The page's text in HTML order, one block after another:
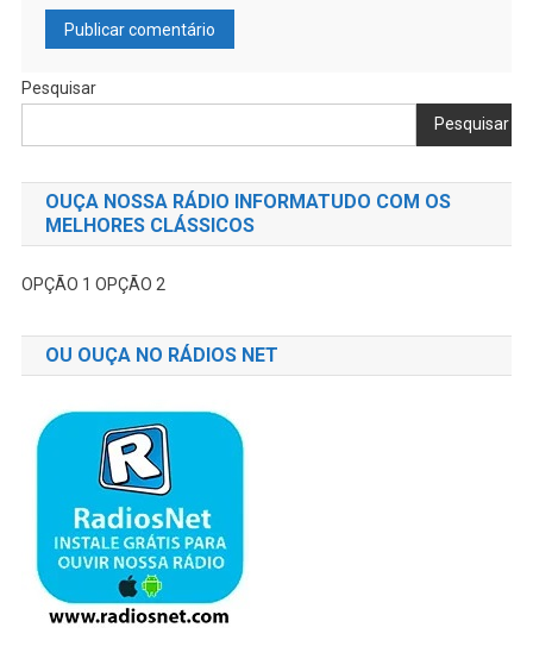
Pesquisar
Pesquisar
OUÇA NOSSA RÁDIO INFORMATUDO COM OS
MELHORES CLÁSSICOS
OPÇÃO 1 OPÇÃO 2
OU OUÇA NO RÁDIOS NET